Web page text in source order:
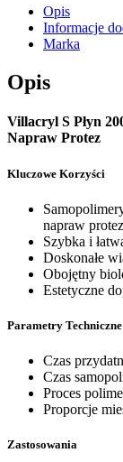
Opis
Informacje
Marka
Opis
Villacryl S Płyn
Napraw Protez
Kluczowe Korzyści
napraw protez
Szybka i
Doskonałe
Obojętny
Estetyczne
Parametry Techniczne
Czas
Czas
Proces
Proporcje
Zastosowania